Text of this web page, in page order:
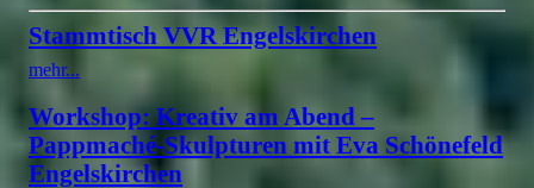
Stammtisch VVR Engelskirchen
mehr...
Workshop: Kreativ am Abend –
Pappmaché-Skulpturen mit Eva Schönefeld
Engelskirchen